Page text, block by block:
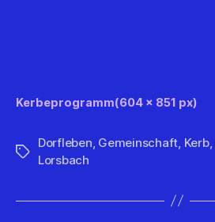
Kerbeprogramm(604 x 851 px)
Schlagwörter
Dorfleben, Gemeinschaft, Kerb,
Lorsbach